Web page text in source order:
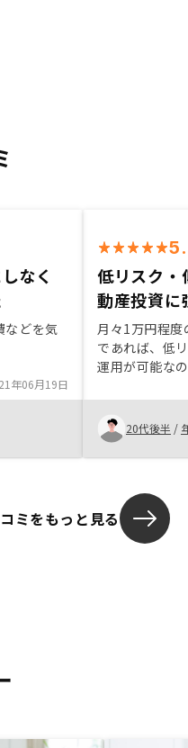
なく
などを気
年06月19日
低リスク・
動産投資に
月々1万円程
であれば、低
運用が可能な
ったため、細
に不動産取得
と感じる。 特
しては非常に
でカバーでき
アプリに関し
十分できてい
20代後半 /
ミをもっと見る